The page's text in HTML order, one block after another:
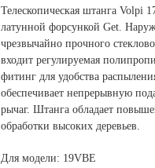
Телескопическая штанга Volpi
латунной форсункой Get.
чрезвычайно прочного
входит регулируемая
фитинг для удобства
обеспечивает непрерывную
рычаг. Штанга обладает
обработки высоких деревьев.
Для модели: 19VBE